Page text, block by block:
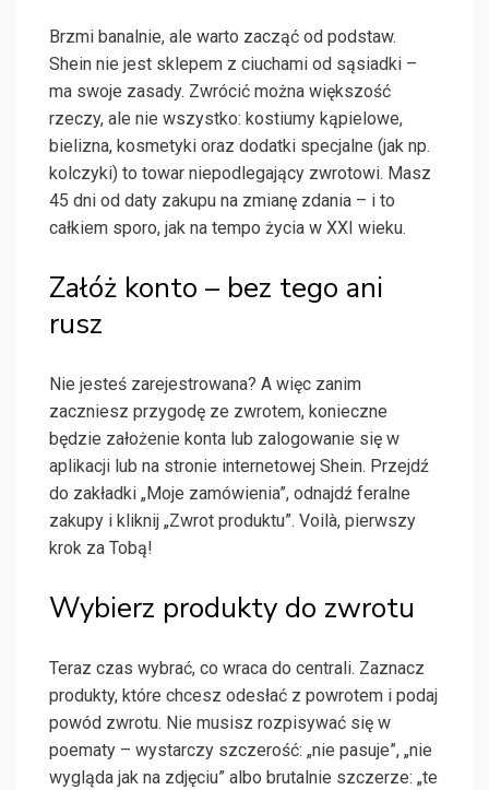
Brzmi banalnie, ale warto zacząć od podstaw.
Shein nie jest sklepem z ciuchami od sąsiadki –
ma swoje zasady. Zwrócić można większość
rzeczy, ale nie wszystko: kostiumy kąpielowe,
bielizna, kosmetyki oraz dodatki specjalne (jak np.
kolczyki) to towar niepodlegający zwrotowi. Masz
45 dni od daty zakupu na zmianę zdania – i to
całkiem sporo, jak na tempo życia w XXI wieku.
Załóż konto – bez tego ani
rusz
Nie jesteś zarejestrowana? A więc zanim
zaczniesz przygodę ze zwrotem, konieczne
będzie założenie konta lub zalogowanie się w
aplikacji lub na stronie internetowej Shein. Przejdź
do zakładki „Moje zamówienia”, odnajdź feralne
zakupy i kliknij „Zwrot produktu”. Voilà, pierwszy
krok za Tobą!
Wybierz produkty do zwrotu
Teraz czas wybrać, co wraca do centrali. Zaznacz
produkty, które chcesz odesłać z powrotem i podaj
powód zwrotu. Nie musisz rozpisywać się w
poematy – wystarczy szczerość: „nie pasuje”, „nie
wygląda jak na zdjęciu” albo brutalnie szczerze: „te